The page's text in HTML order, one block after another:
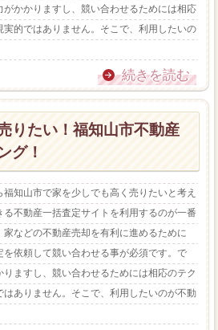
かかりますし、競い合わせるためには相応
的ではありません。そこで、利用したいの
続きを読む
りたい！福知山市不動産
グ！
知山市で家を少しでも高く売りたいと考え
不動産一括査定サイトを利用するのが一番
などの不動産売却を有利に進めるために
依頼して競い合わせる事が必須です。で
ますし、競い合わせるためには相応のテク
はありません。そこで、利用したいのが不動